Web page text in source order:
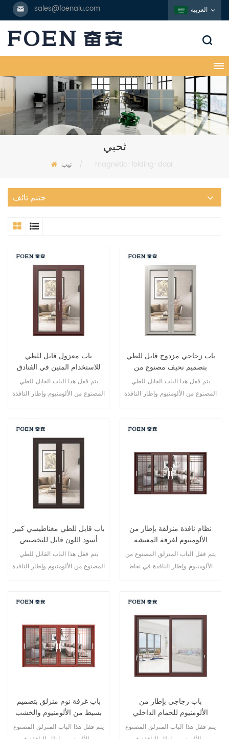
sales@foenalu.com العربية
ثحبي
تيب / magnetic-folding-door
جتنم تائف
باب معزول قابل للطي
للاستخدام المتين في الفنادق
المطلة على البحر
يتم قفل هذا الباب القابل للطي
المصنوع من الألومنيوم وإطار النافذة
مختلفة من الأبواب لتلبية الاحتياجات
باب زجاجي مزدوج قابل للطي
بتصميم نحيف مصنوع من
الألومنيوم
يتم قفل هذا الباب القابل للطي
المصنوع من الألومنيوم وإطار النافذة
مختلفة من الأبواب لتلبية الاحتياجات
باب قابل للطي مغناطيسي كبير
أسود اللون قابل للتخصيص
للاستخدام المتين
يتم قفل هذا الباب القابل للطي
المصنوع من الألومنيوم وإطار النافذة
مختلفة من الأبواب لتلبية الاحتياجات
نظام نافذة منزلقة بإطار من
الألومنيوم لغرفة المعيشة
بطباعة خشبية
يتم قفل الباب المنزلق المصنوع من
الألومنيوم وإطار النافذة في نقاط
الأبواب لتلبية الاحتياجات المعمارية
المختلفة.
باب غرفة نوم منزلق بتصميم
بسيط من الألومنيوم والخشب
يتم قفل هذا الباب المنزلق المصنوع
باب زجاجي بإطار من
الألومنيوم للحمام الداخلي
يتم قفل هذا الباب المنزلق المصنوع